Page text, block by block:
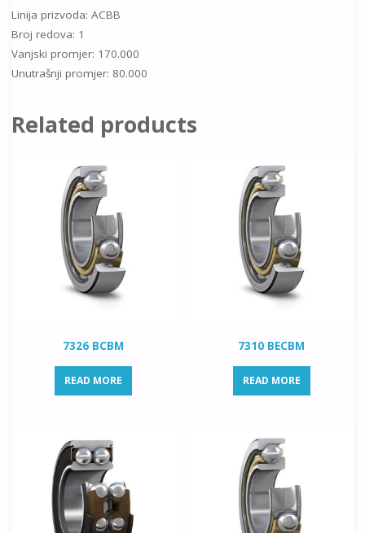
Linija prizvoda: ACBB
Broj redova: 1
Vanjski promjer: 170.000
Unutrašnji promjer: 80.000
Related products
7326 BCBM
READ MORE
7310 BECBM
READ MORE